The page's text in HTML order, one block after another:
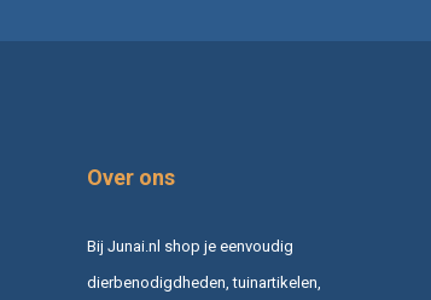
Over ons
Bij Junai.nl shop je eenvoudig
dierbenodigdheden, tuinartikelen,